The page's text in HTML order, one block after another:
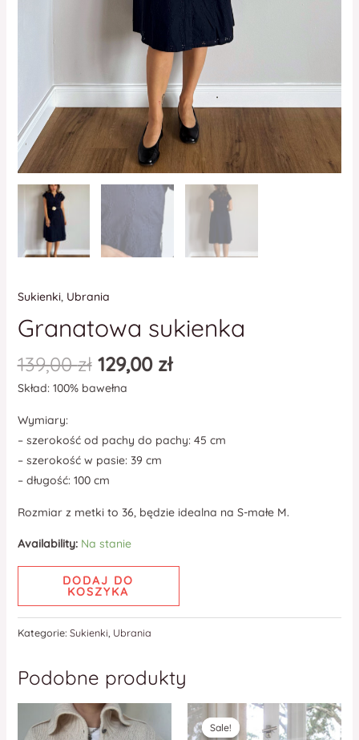
Sukienki, Ubrania
Granatowa sukienka
139,00zł 129,00 zł
Skład: 100% bawełna
Wymiary:
– szerokość od pachy do pachy: 45 cm
– szerokość w pasie: 39 cm
– długość: 100 cm
Rozmiar z metki to 36, będzie idealna na S-małe M.
Availability: Na stanie
DODAJ DO
KOSZYKA
Kategorie: Sukienki Ubrania
Podobne produkty
Sale!
Sale!